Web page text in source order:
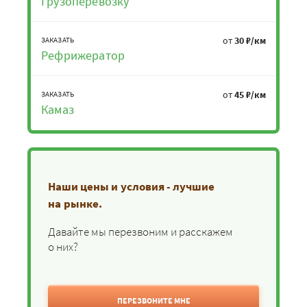
ЗАКАЗАТЬ
Рефрижератор
от30 ₽/км
ЗАКАЗАТЬ
Камаз
от45 ₽/км
Наши цены и условия - лучшие
на рынке.
Давайте мы перезвоним и расскажем
о них?
ПЕРЕЗВОНИТЕ МНЕ